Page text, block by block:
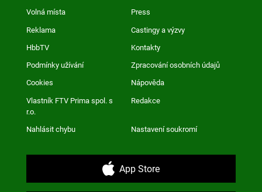
Volná místa Press
Reklama Castingy a výzvy
HbbTV Kontakty
Podmínky užívání Zpracování osobních údajů
Cookies Nápověda
Vlastník FTV Prima spol. s
r.o.
Redakce
Nahlásit chybu Nastavení soukromí
App Store